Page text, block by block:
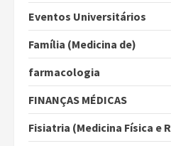
Eventos Universitários
Família (Medicina de)
farmacologia
FINANÇAS MÉDICAS
Fisiatria (Medicina Física e